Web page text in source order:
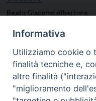
Beato Giacomo Alberione
Missione Paolina
Luoghi delle Origini
Governo Generale
Informativa
Utilizziamo cookie o
finalità tecniche e,
altre finalità
"miglioramento